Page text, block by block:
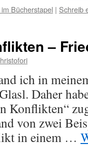
Bücherstapel | Schreib
–
ich in
Daher
Konflikten“
von zwei
in einem …